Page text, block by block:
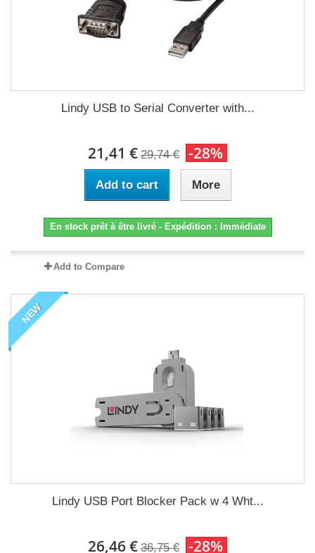
Lindy USB to Serial Converter with...
21,41 € 29,74 € -28%
Add to cart More
En stock prêt à être livré - Expédition : Immédiate
Add to Compare
NEW
Lindy USB Port Blocker Pack w 4 Wht...
26,46 € 36,75 € -28%